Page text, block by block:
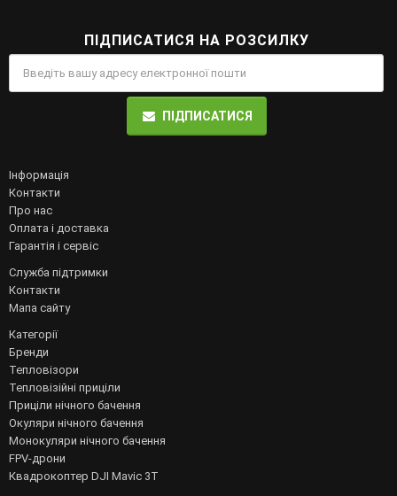
ПІДПИСАТИСЯ НА РОЗСИЛКУ
ПІДПИСАТИСЯ
Інформація
Контакти
Про нас
Оплата і доставка
Гарантія і сервіс
Служба підтримки
Контакти
Мапа сайту
Категорії
Бренди
Тепловізори
Тепловізійні приціли
Приціли нічного бачення
Окуляри нічного бачення
Монокуляри нічного бачення
FPV-дрони
Квадрокоптер DJI Mavic 3T